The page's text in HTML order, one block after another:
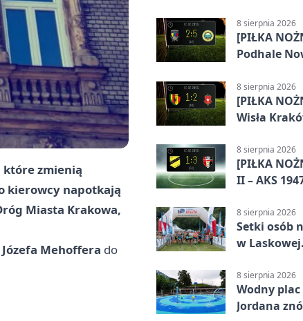
które zmienią
kierowcy napotkają
Miasta Krakowa,
Mehoffera do
8 sierpnia 2026
[PIŁKA
Podhale
8 sierpnia 2026
[PIŁKA
Wisła
odwróciła
8 sierpnia 2026
[PIŁKA
II – AKS
Liga Grupa
8 sierpnia 2026
Setki osób
w
8 sierpnia 2026
Wodny
Jordana